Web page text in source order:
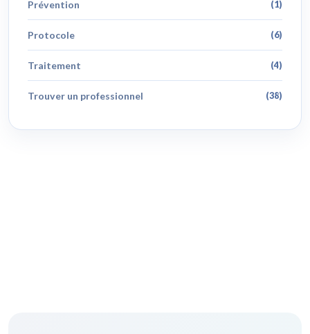
Prévention (1)
Protocole (6)
Traitement (4)
Trouver un professionnel (38)